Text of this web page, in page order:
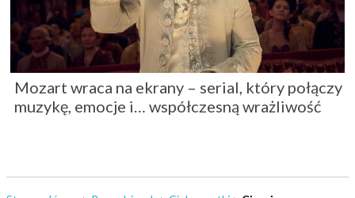
Mozart wraca na ekrany – serial, który połączy
muzykę, emocje i… współczesną wrażliwość